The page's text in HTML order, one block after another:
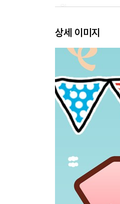
- 원
- 원의 넓이
5. 원의 신비
- 원 속의 직각삼각형
- 원주각과 중심각
상세 이미지